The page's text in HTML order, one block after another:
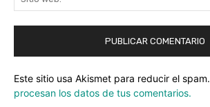
Este sitio usa Akismet para reducir el spam.
procesan los datos de tus comentarios.